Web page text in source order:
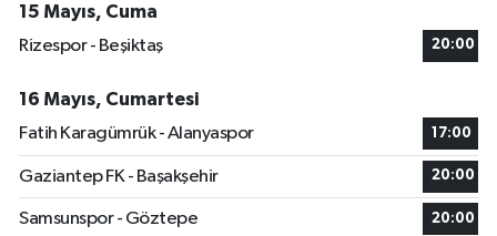
15 Mayıs, Cuma
Rizespor - Beşiktaş
20:00
16 Mayıs, Cumartesi
Fatih Karagümrük - Alanyaspor
17:00
Gaziantep FK - Başakşehir 20:00
Samsunspor - Göztepe 20:00